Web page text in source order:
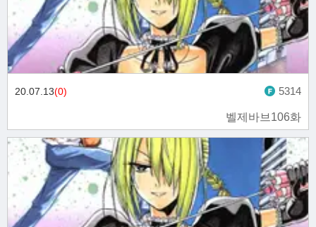
벨제바브106화
20.07.13(0) 5314